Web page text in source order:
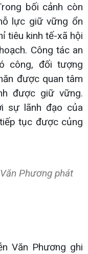
bối cảnh còn
lực giữ vững ổn
tiêu kinh tế-xã hội
Công tác an
công, đối tượng
được quan tâm
được giữ vững.
sự lãnh đạo của
tục được củng
Phương phát
Văn Phương ghi